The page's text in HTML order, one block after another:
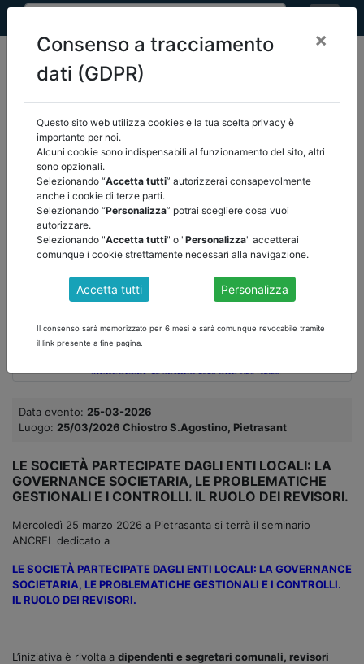
home eventi/torna indietro
EVENTI
Data evento: 25-03-2026
Luogo: 25/03/2026 Chiostro S.Agostino, Pietrasant
LE SOCIETÀ PARTECIPATE DAGLI ENTI LOCALI: LA
GOVERNANCE SOCIETARIA, LE PROBLEMATICHE
GESTIONALI E I CONTROLLI. IL RUOLO DEI REVISORI.
Mercoledì 25 marzo 2026 a Pietrasanta si terrà il seminario
ANCREL dedicato a
LE SOCIETÀ PARTECIPATE DAGLI ENTI LOCALI: LA GOVERNANCE
SOCIETARIA, LE PROBLEMATICHE GESTIONALI E I CONTROLLI.
IL RUOLO DEI REVISORI.
L’iniziativa è rivolta a dipendenti e segretari comunali, revisori
Consenso a tracciamento
dati (GDPR)
×
Questo sito web utilizza cookies e la tua scelta privacy è
importante per noi.
Alcuni cookie sono indispensabili al funzionamento del sito, altri
sono opzionali.
Selezionando “Accetta tutti” autorizzerai consapevolmente
anche i cookie di terze parti.
Selezionando “Personalizza” potrai scegliere cosa vuoi
autorizzare.
Selezionando "Accetta tutti" o "Personalizza" accetterai
comunque i cookie strettamente necessari alla navigazione.
Accetta tutti Personalizza
Il consenso sarà memorizzato per 6 mesi e sarà comunque revocabile tramite
il link presente a fine pagina.